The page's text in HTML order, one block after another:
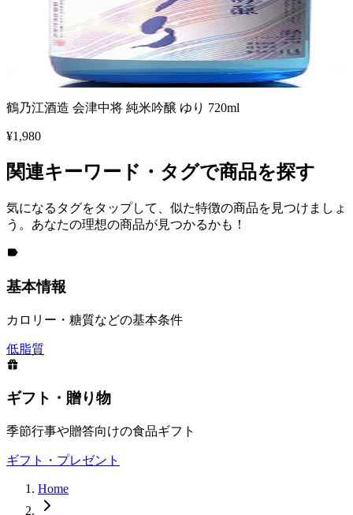
鶴乃江酒造 会津中将 純米吟醸 ゆり 720ml
¥1,980
関連キーワード・タグで商品を探す
気になるタグをタップして、似た特徴の商品を見つけましょ
う。あなたの理想の商品が見つかるかも！
基本情報
カロリー・糖質などの基本条件
低脂質
ギフト・贈り物
季節行事や贈答向けの食品ギフト
ギフト・プレゼント
Home